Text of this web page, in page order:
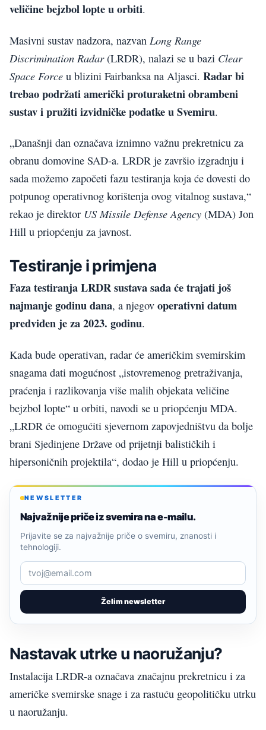
veličine bejzbol lopte u orbiti.
Masivni sustav nadzora, nazvan Long Range
Discrimination Radar(LRDR), nalazi se u bazi Clear
Space Force u blizini Fairbanksa na Aljasci. Radar bi
trebao podržati američki proturaketni obrambeni
sustav i pružiti izvidničke podatke u Svemiru.
„Današnji dan označava iznimno važnu prekretnicu za
obranu domovine SAD-a. LRDR je završio izgradnju i
sada možemo započeti fazu testiranja koja će dovesti do
potpunog operativnog korištenja ovog vitalnog sustava,“
rekao je direktor US Missile Defense Agency (MDA) Jon
Hill u priopćenju za javnost.
Testiranje i primjena
Faza testiranja LRDR sustava sada će trajati još
najmanje godinu dana, a njegov operativni datum
predviđen je za 2023. godinu.
Kada bude operativan, radar će američkim svemirskim
snagama dati mogućnost „istovremenog pretraživanja,
praćenja i razlikovanja više malih objekata veličine
bejzbol lopte“ u orbiti, navodi se u priopćenju MDA.
„LRDR će omogućiti sjevernom zapovjedništvu da bolje
brani Sjedinjene Države od prijetnji balističkih i
hipersoničnih projektila“, dodao je Hill u priopćenju.
NEWSLETTER
Najvažnije priče iz svemira na e-mailu.
Želim newsletter
Prijavite se za najvažnije priče o svemiru, znanosti i
tehnologiji.
Nastavak utrke u naoružanju?
Instalacija LRDR-a označava značajnu prekretnicu i za
američke svemirske snage i za rastuću geopolitičku utrku
u naoružanju.